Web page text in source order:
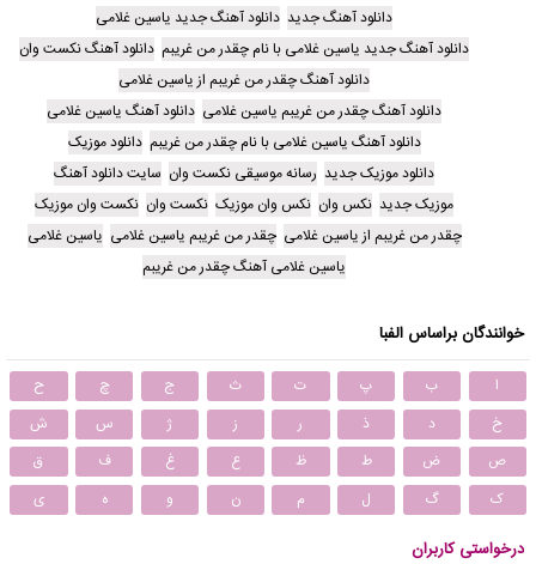
دانلود آهنگ جدید دانلود آهنگ جدید یاسین غلامی
دانلود آهنگ جدید یاسین غلامی با نام چقدر من غریبم دانلود آهنگ نکست وان
دانلود آهنگ چقدر من غریبم از یاسین غلامی
دانلود آهنگ چقدر من غریبم یاسین غلامی دانلود آهنگ یاسین غلامی
دانلود آهنگ یاسین غلامی با نام چقدر من غریبم دانلود موزیک
دانلود موزیک جدید رسانه موسیقی نکست وان سایت دانلود آهنگ
موزیک جدید نکس وان نکس وان موزیک نکست وان نکست وان موزیک
چقدر من غریبم از یاسین غلامی چقدر من غریبم یاسین غلامی یاسین غلامی
یاسین غلامی آهنگ چقدر من غریبم
خوانندگان براساس الفبا
ا ب پ ت ث ج چ
ح
خ
د ذ ر ز ژ س
ش
ص
ض ط ظ ع غ ف
ق
ک
گ ل م ن و ه ی
درخواستی کاربران